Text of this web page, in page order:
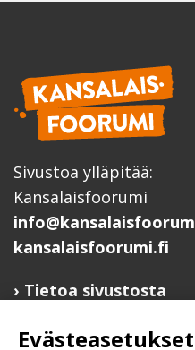
Sivustoa ylläpitää:
Kansalaisfoorumi
kansalaisfoorumi.fi
Tietoa sivustosta
Ilmoita järjestösi
Evästeasetukset